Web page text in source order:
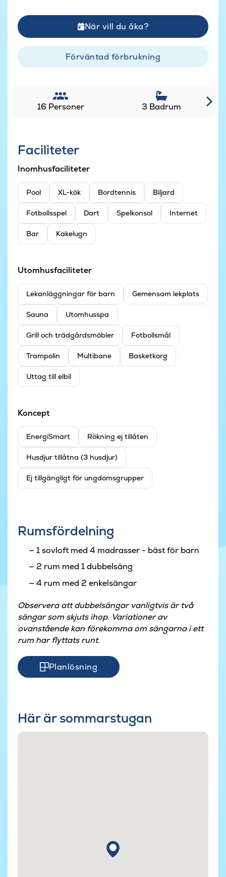
När vill du åka?
Förväntad förbrukning
16 Personer 3 Badrum
Faciliteter
Inomhusfaciliteter
Pool XL-kök Bordtennis Biljard
Fotbollsspel Dart Spelkonsol Internet
Bar Kakelugn
Utomhusfaciliteter
Lekanläggningar för barn Gemensam lekplats
Sauna Utomhusspa
Grill och trädgårdsmöbler Fotbollsmål
Trampolin Multibane Basketkorg
Uttag till elbil
Koncept
EnergiSmart Rökning ej tillåten
Husdjur tillåtna (3 husdjur)
Ej tillgängligt för ungdomsgrupper
Rumsfördelning
1 sovloft med 4 madrasser - bäst för barn
2 rum med 1 dubbelsäng
4 rum med 2 enkelsängar
Observera att dubbelsängar vanligtvis är två
sängar som skjuts ihop. Variationer av
ovanstående kan förekomma om sängarna i ett
rum har flyttats runt.
Planlösning
Här är sommarstugan